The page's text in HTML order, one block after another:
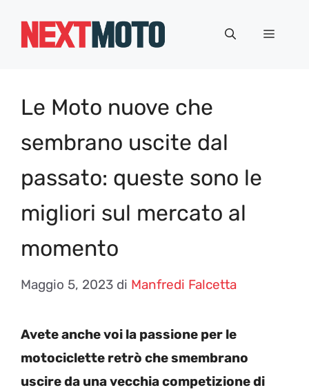
Menu
Le Moto nuove che
sembrano uscite dal
passato: queste sono le
migliori sul mercato al
momento
Maggio 5, 2023 di Manfredi Falcetta
Avete anche voi la passione per le
motociclette retrò che smembrano
uscire da una vecchia competizione di